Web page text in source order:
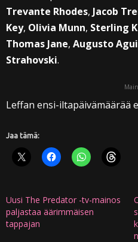
Trevante Rhodes, Jacob
Key, Olivia Munn, Sterling
Thomas Jane, Augusto
Strahovski.
Leffan ensi-iltapäivämäärää
Jaa tämä:
Uusi The Predator -tv-mainos
paljastaa äärimmäisen
tappajan